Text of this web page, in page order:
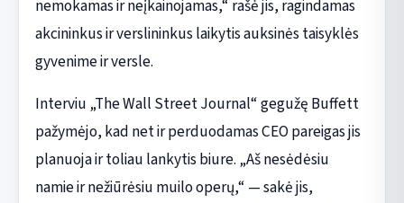
nemokamas ir neįkainojamas,“ rašė jis, ragindamas
akcininkus ir verslininkus laikytis auksinės taisyklės
gyvenime ir versle.
Interviu „The Wall Street Journal“ gegužę Buffett
pažymėjo, kad net ir perduodamas CEO pareigas jis
planuoja ir toliau lankytis biure. „Aš nesėdėsiu
namie ir nežiūrėsiu muilo operų,“ — sakė jis,